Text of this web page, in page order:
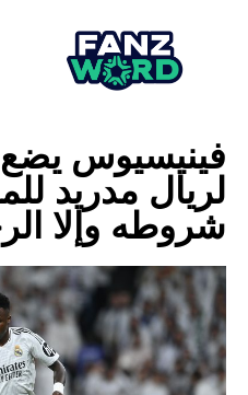
فينيسيوس يضع
لريال مدريد
شروطه وإلا